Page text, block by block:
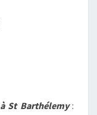
St Barthélemy: